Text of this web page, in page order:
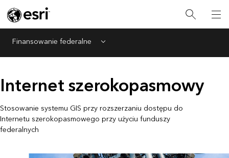
Finansowanie federalne Menu
Internet szerokopasmowy
Stosowanie systemu GIS przy rozszerzaniu dostępu do
Internetu szerokopasmowego przy użyciu funduszy
federalnych